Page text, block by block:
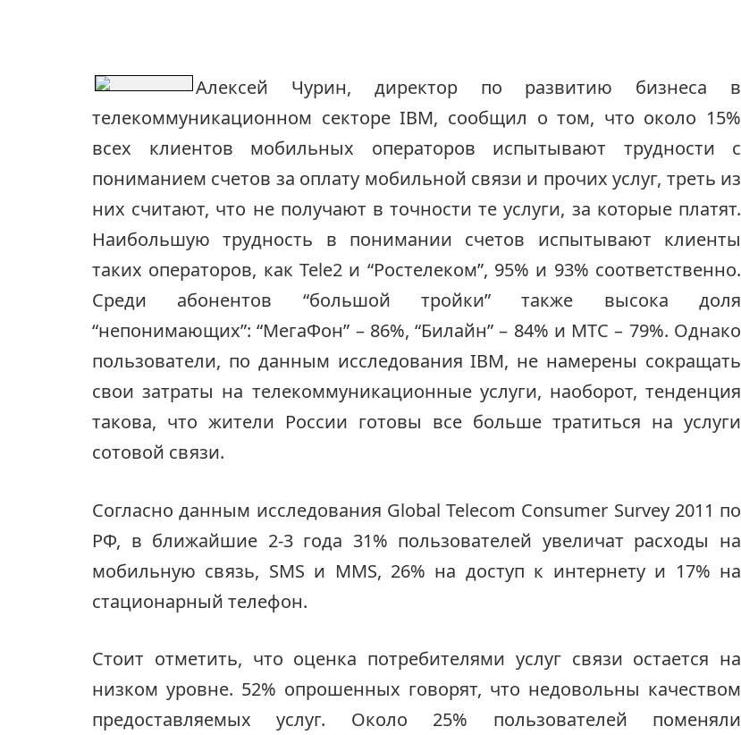
Алексей Чурин, директор по развитию бизнеса в
телекоммуникационном секторе IBM, сообщил о том, что около 15%
всех клиентов мобильных операторов испытывают трудности с
пониманием счетов за оплату мобильной связи и прочих услуг, треть из
них считают, что не получают в точности те услуги, за которые платят.
Наибольшую трудность в понимании счетов испытывают клиенты
таких операторов, как Tele2 и “Ростелеком”, 95% и 93% соответственно.
Среди абонентов “большой тройки” также высока доля
“непонимающих”: “МегаФон” – 86%, “Билайн” – 84% и МТС – 79%. Однако
пользователи, по данным исследования IBM, не намерены сокращать
свои затраты на телекоммуникационные услуги, наоборот, тенденция
такова, что жители России готовы все больше тратиться на услуги
сотовой связи.
Согласно данным исследования Global Telecom Consumer Survey 2011 по
РФ, в ближайшие 2-3 года 31% пользователей увеличат расходы на
мобильную связь, SMS и MMS, 26% на доступ к интернету и 17% на
стационарный телефон.
Стоит отметить, что оценка потребителями услуг связи остается на
низком уровне. 52% опрошенных говорят, что недовольны качеством
предоставляемых услуг. Около 25% пользователей поменяли